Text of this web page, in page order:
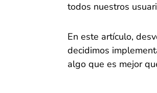
todos nuestros
En este artículo,
decidimos
algo que es mejor